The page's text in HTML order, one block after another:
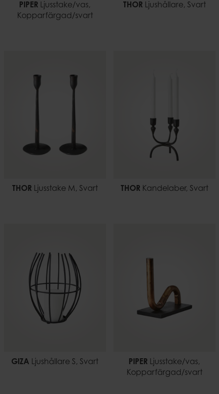
PIPER Ljusstake/vas,
Kopparfärgad/svart
THORLjushållare, Svart
THORLjusstake M, Svart THORKandelaber, Svart
GIZA Ljushållare S, Svart PIPER Ljusstake/vas,
Kopparfärgad/svart